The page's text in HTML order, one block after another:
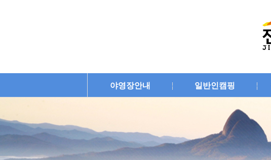
야영장안내 일반인캠핑